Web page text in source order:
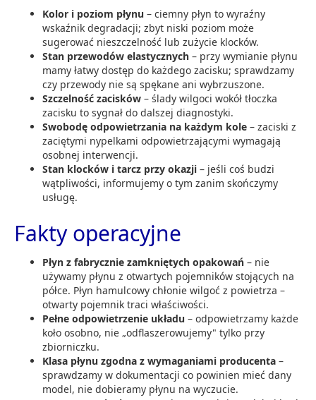
Kolor i poziom płynu – ciemny płyn to wyraźny
wskaźnik degradacji; zbyt niski poziom może
sugerować nieszczelność lub zużycie klocków.
Stan przewodów elastycznych – przy wymianie płynu
mamy łatwy dostęp do każdego zacisku; sprawdzamy
czy przewody nie są spękane ani wybrzuszone.
Szczelność zacisków – ślady wilgoci wokół tłoczka
zacisku to sygnał do dalszej diagnostyki.
Swobodę odpowietrzania na każdym kole – zaciski z
zaciętymi nypelkami odpowietrzającymi wymagają
osobnej interwencji.
Stan klocków i tarcz przy okazji – jeśli coś budzi
wątpliwości, informujemy o tym zanim skończymy
usługę.
Fakty operacyjne
Płyn z fabrycznie zamkniętych opakowań – nie
używamy płynu z otwartych pojemników stojących na
półce. Płyn hamulcowy chłonie wilgoć z powietrza –
otwarty pojemnik traci właściwości.
Pełne odpowietrzenie układu – odpowietrzamy każde
koło osobno, nie „odflaszerowujemy" tylko przy
zbiorniczku.
Klasa płynu zgodna z wymaganiami producenta –
sprawdzamy w dokumentacji co powinien mieć dany
model, nie dobieramy płynu na wyczucie.